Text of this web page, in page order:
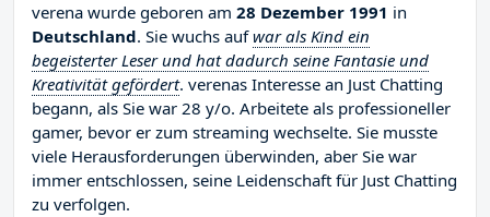
verena wurde geboren am 28 Dezember 1991 in
Deutschland. Sie wuchs aufwar als Kind ein
begeisterter Leser und hat dadurch seine Fantasie und
Kreativität gefördert. verenas Interesse an Just Chatting
begann, als Sie war 28 y/o. Arbeitete als professioneller
gamer, bevor er zum streaming wechselte. Sie musste
viele Herausforderungen überwinden, aber Sie war
immer entschlossen, seine Leidenschaft für Just Chatting
zu verfolgen.